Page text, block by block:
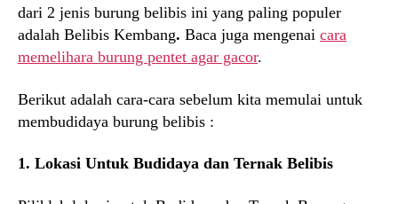
dari 2 jenis burung belibis ini yang paling populer
adalah Belibis Kembang. Baca juga mengenai cara
memelihara burung pentet agar gacor.
Berikut adalah cara-cara sebelum kita memulai untuk
membudidaya burung belibis :
1. Lokasi Untuk Budidaya dan Ternak Belibis